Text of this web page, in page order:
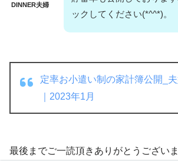
DINNER夫婦
ックしてください(*^^*)。
定率お小遣い制の家計簿公開_
｜2023年1月
最後までご一読頂きありがとうございま